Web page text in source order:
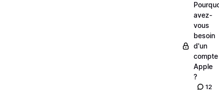
avez-
vous
besoin
d'un
compte
Apple
?
12